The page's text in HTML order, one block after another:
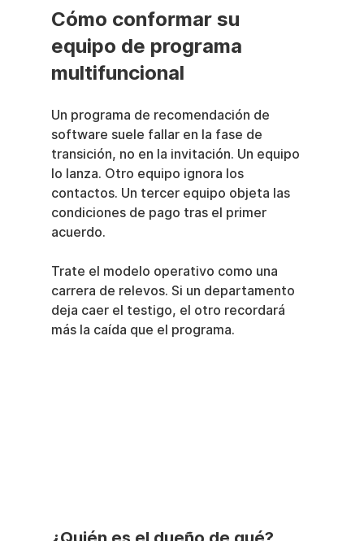
Cómo conformar su
equipo de programa
multifuncional
Un programa de recomendación de
software suele fallar en la fase de
transición, no en la invitación. Un equipo
lo lanza. Otro equipo ignora los
contactos. Un tercer equipo objeta las
condiciones de pago tras el primer
acuerdo.
Trate el modelo operativo como una
carrera de relevos. Si un departamento
deja caer el testigo, el otro recordará
más la caída que el programa.